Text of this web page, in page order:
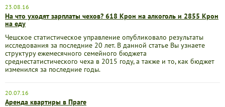
23.08.16
На что уходят зарплаты чехов? 618 Крон на алкоголь и 2855 Крон
на еду
Чешское статистическое управление опубликовало результаты
исследования за последние 20 лет. В данной статье Вы узнаете
структуру ежемесячного семейного бюджета
среднестатистического чеха в 2015 году, а также и то, как бюджет
изменился за последние годы.
20.07.16
Аренда квартиры в Праге